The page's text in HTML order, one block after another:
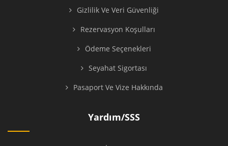
Gizlilik Ve Veri Güvenliği
Rezervasyon Koşulları
Ödeme Seçenekleri
Seyahat Sigortası
Pasaport Ve Vize Hakkında
Yardım/SSS